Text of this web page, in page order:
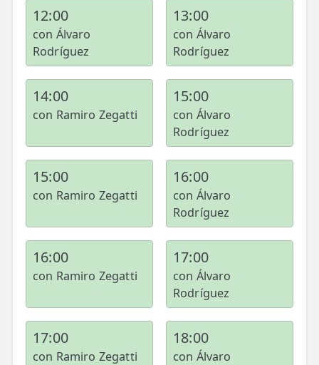
✅ Ondas de Choque
✅ EPTE - EPI
✨ Fisioestética
✨ Radiofrecuencia INDIBA
✨ Drenaje Linfático Manual
✨ Presoterapia
✨ Cicatrices y Estrías
LESIONES
FRECUENTES
Rotura Fibrilar
Dolor de Cabeza
Trocanteritis
12:00
con Álvaro
Rodríguez
13:00
con Álvaro
Rodríguez
14:00
con Ramiro Zegatti
15:00
con Álvaro
Rodríguez
15:00
con Ramiro Zegatti
16:00
con Álvaro
Rodríguez
16:00
con Ramiro Zegatti
17:00
con Álvaro
Rodríguez
17:00
con Ramiro Zegatti
18:00
con Álvaro